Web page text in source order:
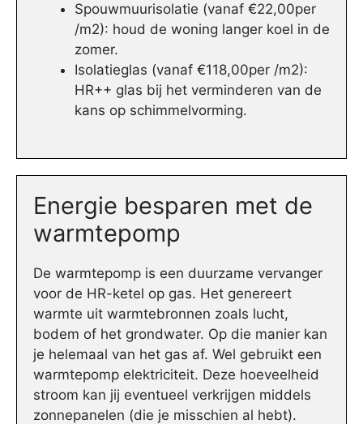
Spouwmuurisolatie (vanaf €22,00per
/m2): houd de woning langer koel in de
zomer.
Isolatieglas (vanaf €118,00per /m2):
HR++ glas bij het verminderen van de
kans op schimmelvorming.
Energie besparen met de
warmtepomp
De warmtepomp is een duurzame vervanger
voor de HR-ketel op gas. Het genereert
warmte uit warmtebronnen zoals lucht,
bodem of het grondwater. Op die manier kan
je helemaal van het gas af. Wel gebruikt een
warmtepomp elektriciteit. Deze hoeveelheid
stroom kan jij eventueel verkrijgen middels
zonnepanelen (die je misschien al hebt).